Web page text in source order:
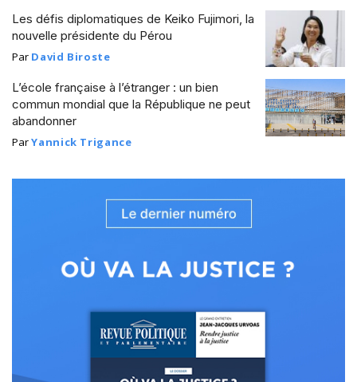
Les défis diplomatiques de Keiko Fujimori, la
nouvelle présidente du Pérou
Par David Biroste
L’école française à l’étranger : un bien
commun mondial que la République ne peut
abandonner
ParYannick Trigance